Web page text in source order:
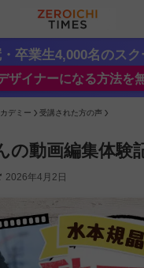
・卒業生4,000名のス
ザイナーになる方法を
デミー 受講された方の声
の動画編集体験
2026年4月2日